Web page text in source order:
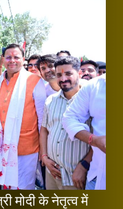
मोदी के नेतृत्व में